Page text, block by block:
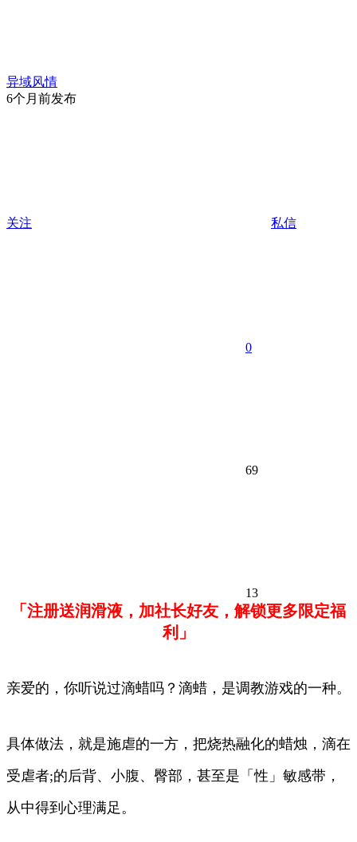
异域风情
6个月前发布
关注 私信
0
69
13
「注册送润滑液，加社长好友，解锁更多限定福
利」
亲爱的，你听说过滴蜡吗？滴蜡，是调教游戏的一种。
具体做法，就是施虐的一方，把烧热融化的蜡烛，滴在
受虐者;的后背、小腹、臀部，甚至是「性」敏感带，
从中得到心理满足。